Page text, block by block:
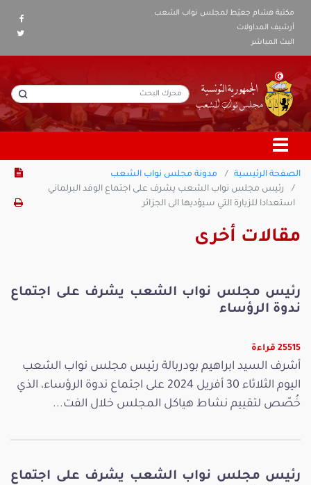
مكتبة هشام جعيّط لمجلس نواب الشعب
أرشيف المداولات
البث المباشر
الصفحة الرئيسية
مدونة مجلس نواب الشعب
رئيس مجلس نواب الشعب يشرف على اجتماع الوفد البرلماني
استعدادا للزيارة التي سيؤديها الى الجزائر
مقالات أخرى
رئيس مجلس نواب الشعب يشرف على اجتماع
ندوة الرؤساء
25515 قراءة
أشرف السيد ابراهيم بودربالة رئيس مجلس نواب الشعب
اليوم الثلاثاء 30 أفريل 2024 على اجتماع ندوة الرؤساء، الذي
خُصّص لتقييم نشاط هياكل المجلس خلال الفت...
رئيس مجلس نواب الشعب يشرف على اجتماع